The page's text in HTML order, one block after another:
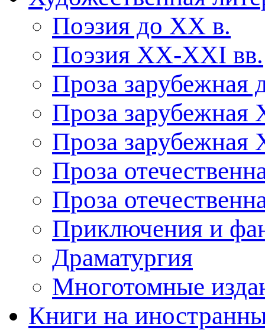
Поэзия до XX в.
Поэзия XX-XXI вв.
Проза зарубежная
Проза зарубежная
Проза
Проза
Проза
Приключения и
Драматургия
Многотомные
Книги на